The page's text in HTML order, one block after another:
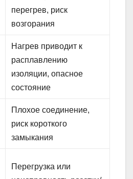
перегрев, риск
возгорания
Нагрев приводит к
расплавлению
изоляции, опасное
состояние
Плохое соединение,
риск короткого
замыкания
Перегрузка или